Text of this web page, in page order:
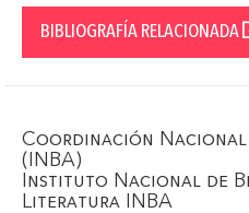
BIBLIOGRAFÍA RELACIONADA
Coordinación
(INBA)
Instituto Nacional de
Literatura INBA